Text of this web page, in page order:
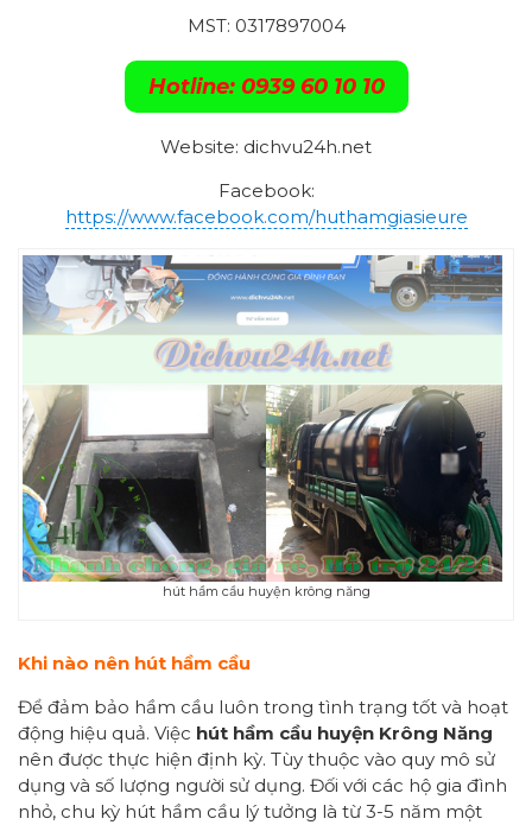
MST: 0317897004
Hotline: 0939 60 10 10
Website: dichvu24h.net
Facebook:
https://www.facebook.com/huthamgiasieure
hút hầm cầu huyện krông năng
Khi nào nên hút hầm cầu
Để đảm bảo hầm cầu luôn trong tình trạng tốt và hoạt
động hiệu quả. Việc hút hầm cầu huyện Krông Năng
nên được thực hiện định kỳ. Tùy thuộc vào quy mô sử
dụng và số lượng người sử dụng. Đối với các hộ gia đình
nhỏ, chu kỳ hút hầm cầu lý tưởng là từ 3-5 năm một